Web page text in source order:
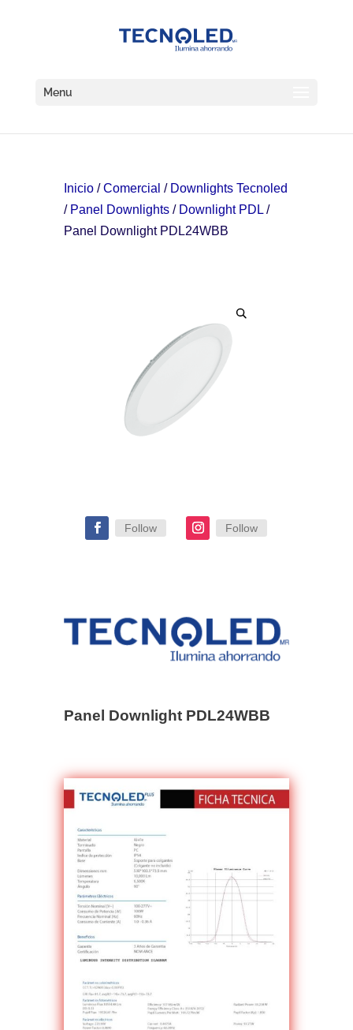
Menu
Inicio/Comercial / Downlights Tecnoled
/ Panel Downlights/ Downlight PDL/
Panel Downlight PDL24WBB
Follow Follow
Panel Downlight PDL24WBB